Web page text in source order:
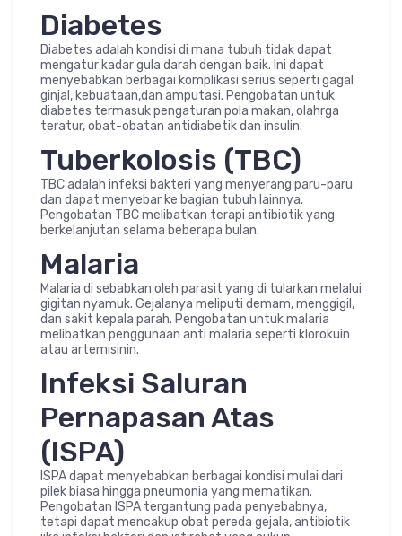
Diabetes
Diabetes adalah kondisi di mana tubuh tidak dapat
mengatur kadar gula darah dengan baik. Ini dapat
menyebabkan berbagai komplikasi serius seperti gagal
ginjal, kebuataan,dan amputasi. Pengobatan untuk
diabetes termasuk pengaturan pola makan, olahrga
teratur, obat-obatan antidiabetik dan insulin.
Tuberkolosis (TBC)
TBC adalah infeksi bakteri yang menyerang paru-paru
dan dapat menyebar ke bagian tubuh lainnya.
Pengobatan TBC melibatkan terapi antibiotik yang
berkelanjutan selama beberapa bulan.
Malaria
Malaria di sebabkan oleh parasit yang di tularkan melalui
gigitan nyamuk. Gejalanya meliputi demam, menggigil,
dan sakit kepala parah. Pengobatan untuk malaria
melibatkan penggunaan anti malaria seperti klorokuin
atau artemisinin.
Infeksi Saluran
Pernapasan Atas
(ISPA)
ISPA dapat menyebabkan berbagai kondisi mulai dari
pilek biasa hingga pneumonia yang mematikan.
Pengobatan ISPA tergantung pada penyebabnya,
tetapi dapat mencakup obat pereda gejala, antibiotik